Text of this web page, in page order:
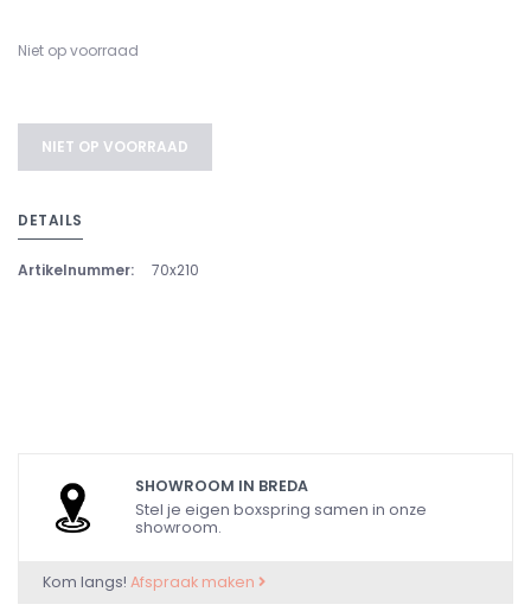
Niet op voorraad
NIET OP VOORRAAD
DETAILS
Artikelnummer: 70x210
SHOWROOM IN BREDA
Stel je eigen boxspring samen in onze
showroom.
Kom langs! Afspraak maken